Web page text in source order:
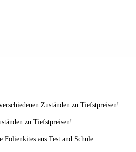
Zuständen zu Tiefstpreisen!
zu Tiefstpreisen!
Folienkites aus Test and Schule